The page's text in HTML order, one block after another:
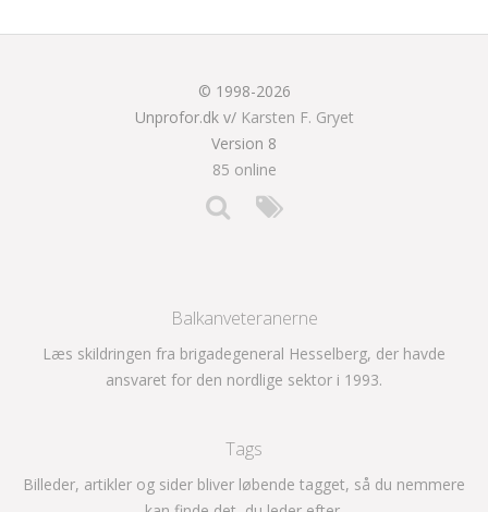
© 1998-2026
Unprofor.dk v/ Karsten F. Gryet
Version 8
85 online
Balkanveteranerne
Læs skildringen fra brigadegeneral Hesselberg, der havde
ansvaret for den nordlige sektor i 1993.
Tags
Billeder, artikler og sider bliver løbende tagget, så du nemmere